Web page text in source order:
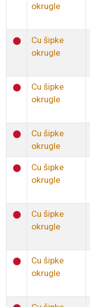
okrugle
Cu šipke
okrugle
Cu šipke
okrugle
Cu šipke
okrugle
Cu šipke
okrugle
Cu šipke
okrugle
Cu šipke
okrugle